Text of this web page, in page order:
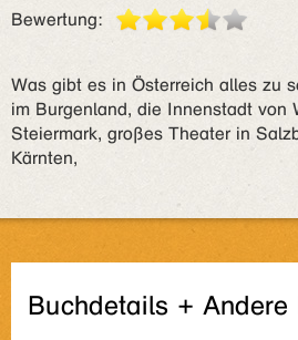
Bewertung:
Was gibt es in Österreich alles zu
im Burgenland, die Innenstadt von
Steiermark, großes Theater in
Kärnten,
Buchdetails + Andere